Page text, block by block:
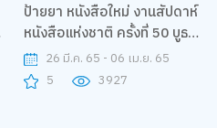
ป้ายยา หนังสือใหม่ งานสัปดาห์
หนังสือแห่งชาติ ครั้งที่ 50 บูธ
B2S B01
26 มี.ค. 65 - 06 เม.ย. 65
5
3927